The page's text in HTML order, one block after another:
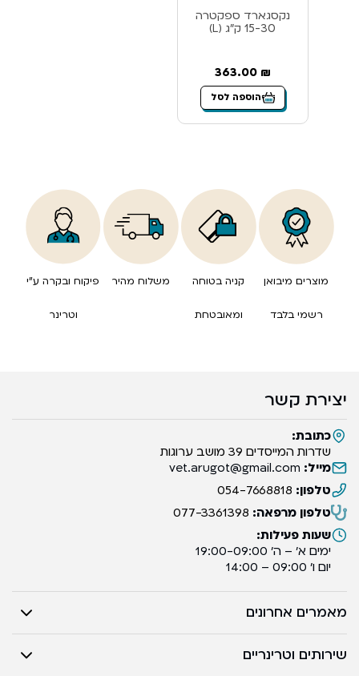
נקסגארד ספקטרה
15-30 ק”ג (L)
363.00 ₪
הוספה לסל
מוצרים מיבואן
רשמי בלבד
קניה בטוחה
ומאובטחת
משלוח מהיר פיקוח ובקרה ע”י
וטרינר
יצירת קשר
כתובת:
שדרות המייסדים 39 מושב ערוגות
מייל: vet.arugot@gmail.com
טלפון: 054-7668818
טלפון מרפאה: 077-3361398
שעות פעילות:
ימים א’ – ה’ 19:00-09:00
יום ו’ 09:00 – 14:00
מאמרים אחרונים
שירותים וטרינריים